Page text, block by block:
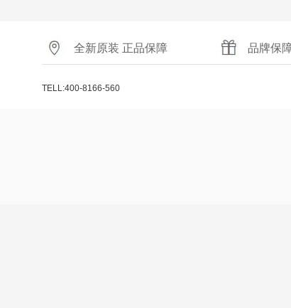
全新原装 正品保障 品牌保
TELL:400-8166-560